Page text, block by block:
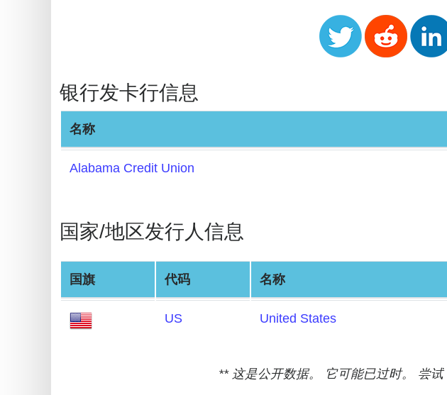
Generator
from
Banks
Credit
Credit
Card
Generator
Random
Credit
银行发卡行信息
名称
Alabama Credit Union
国家/地区发行人信息
国旗 代码 名称
US United States
** 这是公开数据。 它可能已过时。 尝试